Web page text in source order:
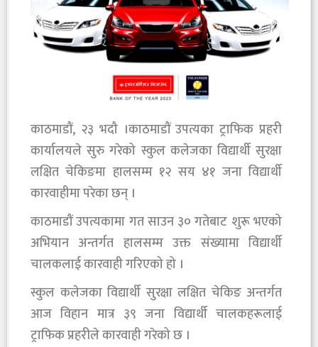
काठमाडौं, २३ भदौ ।काठमाडौं उपत्यका ट्राफिक प्रहरी
कार्यालयले सुरु गरेको स्कुल कलेजका विद्यार्थी सुरक्षा
लक्षित चेकिङमा हालसम्म १२ सय ४१ जना विद्यार्थी
कारवाहीमा परेका छन् ।
काठमाडौं उपत्यकामा गत साउन ३० गतेबाट शुरू भएको
अभियान अन्तर्गत हालसम्म उक्त संख्यामा विद्यार्थी
चालकलाई कारवाही गरिएको हो ।
स्कुल कलेजका विद्यार्थी सुरक्षा लक्षित चेकिङ अन्तर्गत
आज विहान मात्र ३९ जना विद्यार्थी चालकहरूलाई
ट्राफिक प्रहरीले कारवाही गरेको छ ।